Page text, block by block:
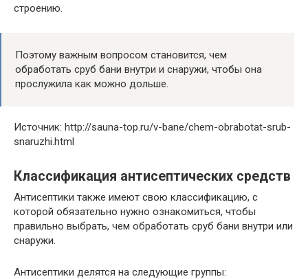
строению.
Поэтому важным вопросом становится, чем
обработать сруб бани внутри и снаружи, чтобы она
прослужила как можно дольше.
Источник: http://sauna-top.ru/v-bane/chem-obrabotat-srub-
snaruzhi.html
Классификация антисептических средств
Антисептики также имеют свою классификацию, с
которой обязательно нужно ознакомиться, чтобы
правильно выбрать, чем обработать сруб бани внутри или
снаружи.
Антисептики делятся на следующие группы: